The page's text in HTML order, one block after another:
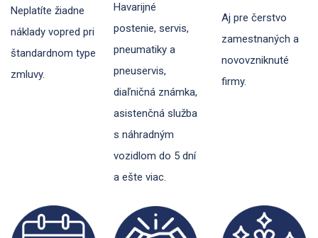
Neplatíte žiadne
náklady vopred pri
štandardnom type
zmluvy.
Havarijné
postenie, servis,
pneumatiky a
pneuservis,
diaľničná známka,
asistenčná služba
s náhradným
vozidlom do 5 dní
a ešte viac.
Aj pre čerstvo
zamestnaných a
novovzniknuté
firmy.